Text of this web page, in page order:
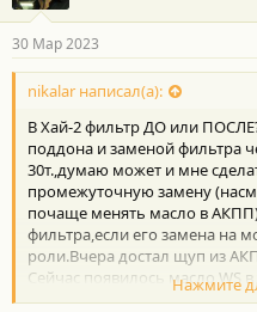
30 Мар 2023
nikalar написал(а):
В Хай-2 фильтр ДО или
поддона и заменой фильтра
30т.,думаю может и мне
промежуточную замену
почаще менять масло в
фильтра,если его замена на
роли.Вчера достал щуп из
Сейчас появилось масло WS
мучают сомнения-не
Нажмите